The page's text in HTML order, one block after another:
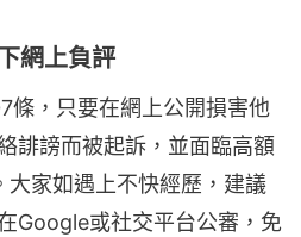
網上負評
條，只要在網上公開損害他
誹謗而被起訴，並面臨高額
大家如遇上不快經歷，建議
Google或社交平台公審，免